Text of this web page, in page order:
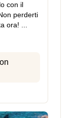
con il
perderti
ora! ...